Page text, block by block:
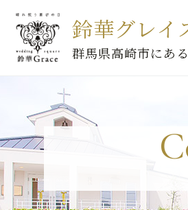
鈴華グレイ
群馬県高崎市にあ